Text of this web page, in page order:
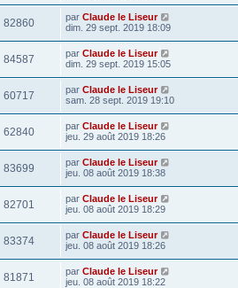
82860 par Claude le Liseur
dim. 29 sept. 2019 18:09
84587 par Claude le Liseur
dim. 29 sept. 2019 15:05
60717 par Claude le Liseur
sam. 28 sept. 2019 19:10
62840 par Claude le Liseur
jeu. 29 août 2019 18:26
83699 par Claude le Liseur
jeu. 08 août 2019 18:38
82701 par Claude le Liseur
jeu. 08 août 2019 18:29
83374 par Claude le Liseur
jeu. 08 août 2019 18:26
81871 par Claude le Liseur
jeu. 08 août 2019 18:22